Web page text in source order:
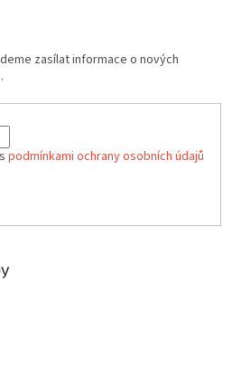
zasílat informace o nových
podmínkami ochrany osobních údajů